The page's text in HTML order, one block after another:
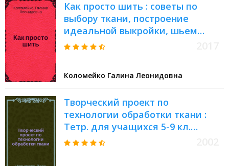
Как просто шить : советы по
выбору ткани, построение
идеальной выкройки, шьем
брюки на любую фигуру
Коломейко Галина Леонидовна
Творческий проект по
технологии обработки ткани :
Тетр. для учащихся 5-9 кл.
общеобразоват. учреждений